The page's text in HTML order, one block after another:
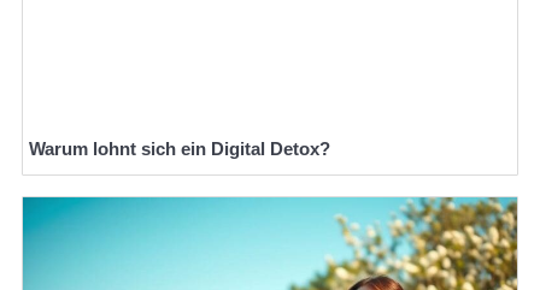
Warum lohnt sich ein Digital Detox?